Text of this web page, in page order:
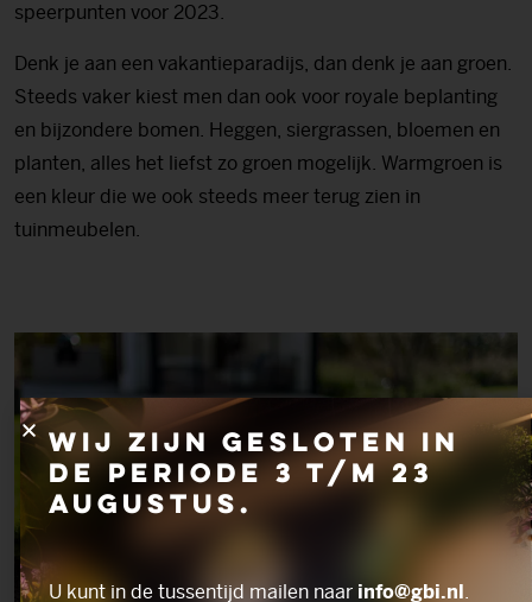
speerpunten voor 2023.
Denk je aan een vakantieparadijs, dan denk je aan groen.
Steeds vaker kiest men dan ook voor royale beplanting
en bijzondere bomen. Heggen, siergrassen, bloemen en
planten, alles het liefst zo groen mogelijk. Warmgroen is
een kleur die we ook steeds meer terug zien in
tuinmeubelen.
Wij zijn gesloten in
de periode 3 t/m 23
augustus.
U kunt in de tussentijd mailen naar info@gbi.nl